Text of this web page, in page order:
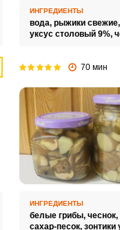
ИНГРЕДИЕНТЫ
вода, рыжики свежие,
уксус столовый 9%,
70 мин
ИНГРЕДИЕНТЫ
белые грибы, чеснок,
сахар-песок, зонтики